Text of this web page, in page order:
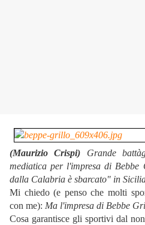
(Maurizio Crispi) Grande
mediatica per l'impresa di
dalla Calabria è sbarcato" in
Mi chiedo (e penso che molti
con me): Ma l'impresa di Bebbe
Cosa garantisce gli sportivi dal